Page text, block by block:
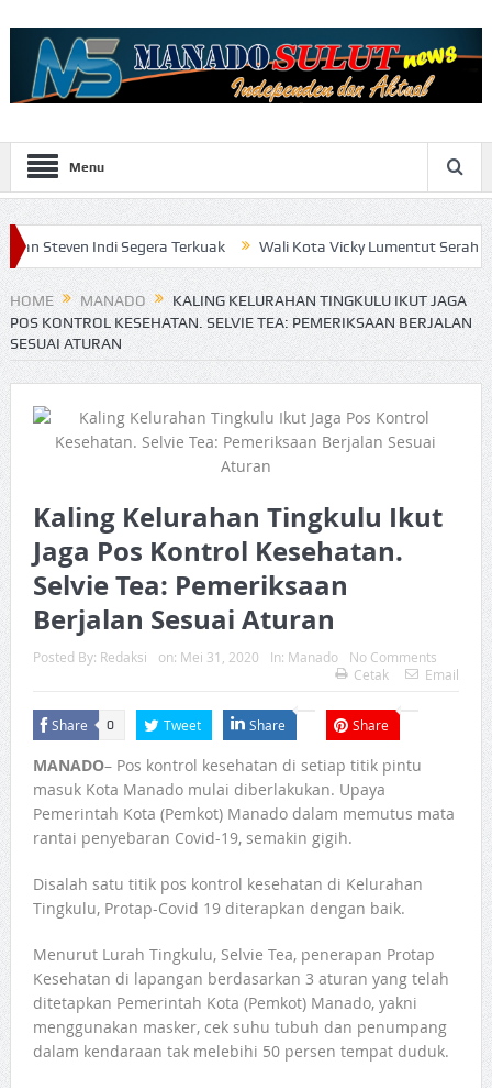
Menu
Segera Terkuak Wali Kota Vicky Lumentut Serahkan LKPD
HOME MANADO
KALING KELURAHAN TINGKULU IKUT JAGA
POS KONTROL KESEHATAN. SELVIE TEA: PEMERIKSAAN BERJALAN
SESUAI ATURAN
Kaling Kelurahan Tingkulu Ikut
Jaga Pos Kontrol Kesehatan.
Selvie Tea: Pemeriksaan
Berjalan Sesuai Aturan
Posted By: Redaksi on: Mei 31, 2020 In: Manado
No Comments
Cetak
Email
Share 0 Tweet Share Share
MANADO– Pos kontrol kesehatan di setiap titik pintu
masuk Kota Manado mulai diberlakukan. Upaya
Pemerintah Kota (Pemkot) Manado dalam memutus mata
rantai penyebaran Covid-19, semakin gigih.
Disalah satu titik pos kontrol kesehatan di Kelurahan
Tingkulu, Protap-Covid 19 diterapkan dengan baik.
Menurut Lurah Tingkulu, Selvie Tea, penerapan Protap
Kesehatan di lapangan berdasarkan 3 aturan yang telah
ditetapkan Pemerintah Kota (Pemkot) Manado, yakni
menggunakan masker, cek suhu tubuh dan penumpang
dalam kendaraan tak melebihi 50 persen tempat duduk.